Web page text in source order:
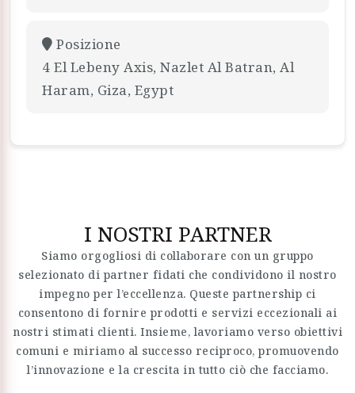
Posizione
4 El Lebeny Axis, Nazlet Al Batran, Al
Haram, Giza, Egypt
I NOSTRI PARTNER
Siamo orgogliosi di collaborare con un gruppo
selezionato di partner fidati che condividono il nostro
impegno per l’eccellenza. Queste partnership ci
consentono di fornire prodotti e servizi eccezionali ai
nostri stimati clienti. Insieme, lavoriamo verso obiettivi
comuni e miriamo al successo reciproco, promuovendo
l’innovazione e la crescita in tutto ciò che facciamo.